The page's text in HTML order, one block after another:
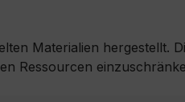
Materialien
Ressourcen